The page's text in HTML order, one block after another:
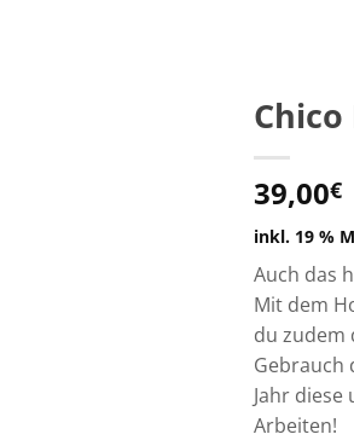
39,00€
inkl. 19 %
Auch das
Mit dem
du zudem
Gebrauch
Jahr
Arbeiten!